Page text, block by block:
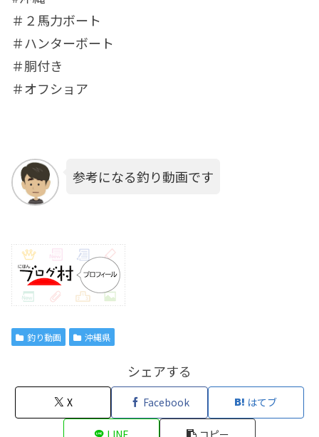
＃２馬力ボート
＃ハンターボート
＃胴付き
＃オフショア
参考になる釣り動画です
釣り動画 沖縄県
シェアする
X Facebook はてブ
LINE コピー